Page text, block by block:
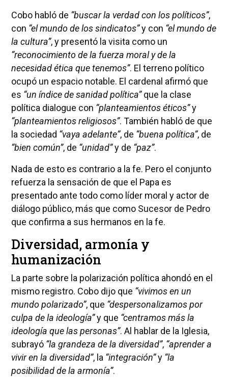
Cobo habló de “buscar la verdad con los políticos”,
con “el mundo de los sindicatos”y con “el mundo de
la cultura”, y presentó la visita como un
“reconocimiento de la fuerza moral y de la
necesidad ética que tenemos”. El terreno político
ocupó un espacio notable. El cardenal afirmó que
es “un índice de sanidad política”que la clase
política dialogue con “planteamientos éticos”y
“planteamientos religiosos”. También habló de que
la sociedad “vaya adelante”, de “buena política”, de
“bien común”, de “unidad”y de “paz”.
Nada de esto es contrario a la fe. Pero el conjunto
refuerza la sensación de que el Papa es
presentado ante todo como líder moral y actor de
diálogo público, más que como Sucesor de Pedro
que confirma a sus hermanos en la fe.
Diversidad, armonía y
humanización
La parte sobre la polarización política ahondó en el
mismo registro. Cobo dijo que “vivimos en un
mundo polarizado”, que “despersonalizamos por
culpa de la ideología”y que “centramos más la
ideología que las personas”. Al hablar de la Iglesia,
subrayó “la grandeza de la diversidad”, “aprender a
vivir en la diversidad”, la “integración”y “la
posibilidad de la armonía”.